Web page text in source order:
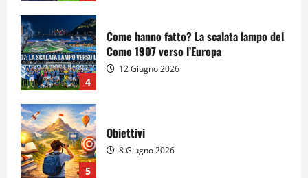
4
Come hanno fatto? La scalata lampo del
Como 1907 verso l’Europa
12 Giugno 2026
5
Obiettivi
8 Giugno 2026